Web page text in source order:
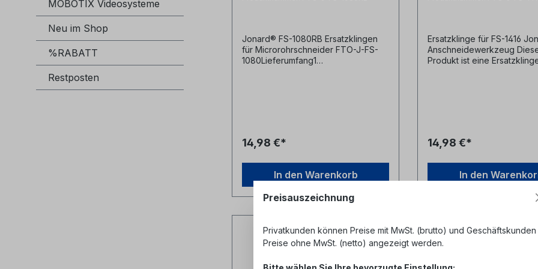
MOBOTIX Videosysteme
Neu im Shop
%RABATT
Restposten
Jonard® FS-1080RB Ersatzklingen
für Microrohrschneider FTO-J-FS-
1080Lieferumfang1
Scoring Tool Hersteller Nr.:
14,98 €*
In den Warenkorb
Ersatzklinge für FS-1416
Anschneidewerkzeug
Produkt ist eine
leicht tauschen Hersteller Jonard
Herstellernr. FS-1416RB UPC
14,98 €*
In den
%
Preisauszeichnung
Privatkunden können Preise mit MwSt. (brutto) und Geschäftskunden
Preise ohne MwSt. (netto) angezeigt werden.